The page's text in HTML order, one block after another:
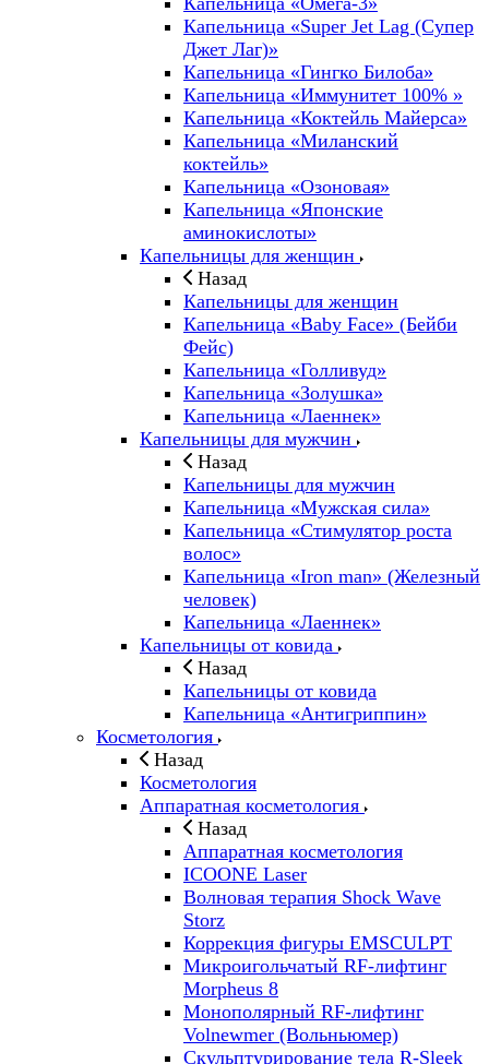
Капельница «Super Jet Lag (Супер
Джет Лаг)»
Капельница «Гингко Билоба»
Капельница «Иммунитет 100% »
Капельница «Коктейль Майерса»
Капельница «Миланский
коктейль»
Капельница «Озоновая»
Капельница «Японские
аминокислоты»
Капельницы для женщин
Назад
Капельницы для женщин
Капельница «Baby Face» (Бейби
Фейс)
Капельница «Голливуд»
Капельница «Золушка»
Капельница «Лаеннек»
Капельницы для мужчин
Назад
Капельницы для мужчин
Капельница «Мужская сила»
Капельница «Стимулятор роста
волос»
Капельница «Iron man» (Железный
человек)
Капельница «Лаеннек»
Капельницы от ковида
Назад
Капельницы от ковида
Капельница «Антигриппин»
Косметология
Назад
Косметология
Аппаратная косметология
Назад
Аппаратная косметология
ICOONE Laser
Волновая терапия Shock Wave
Storz
Коррекция фигуры EMSCULPT
Микроигольчатый RF-лифтинг
Morpheus 8
Монополярный RF-лифтинг
Volnewmer (Вольньюмер)
Скульптурирование тела R-Sleek